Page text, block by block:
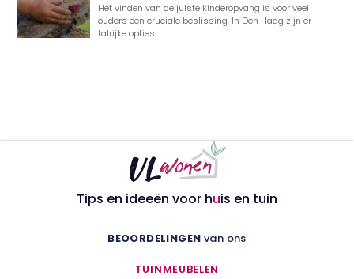
Het vinden van de juiste kinderopvang is voor veel
ouders een cruciale beslissing. In Den Haag zijn er
talrijke opties
Tips en ideeën voor huis en tuin
BEOORDELINGEN van ons
TUINMEUBELEN